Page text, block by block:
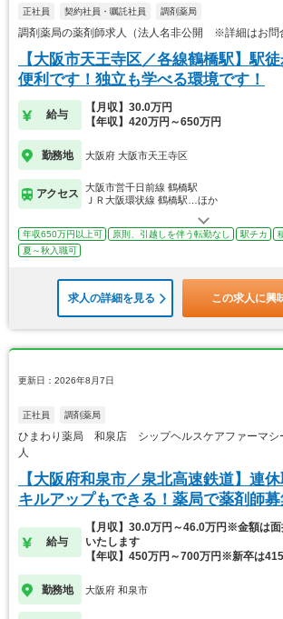
正社員 契約社員・嘱託社員 調剤薬局
調剤薬局の薬剤師求人（法人名非公開 ※詳細はお問
【大阪市天王寺区／各線鶴橋駅】駅
便利です！独立も学べる環境です！
給与
【月収】30.0万円
【年収】420万円～650万円
勤務地 大阪府 大阪市天王寺区
アクセス
大阪市営千日前線 鶴橋駅
ＪＲ大阪環状線 鶴橋駅…ほか
年収650万円以上可 原則、引越しを伴う転勤なし 駅チカ
夏～秋入職可
求人の詳細を見る この求人に興
更新日：2026年8月7日
正社員 調剤薬局
ひまわり薬局 和泉店 シップヘルスケアファーマシ
人
【大阪府和泉市／泉北高速鉄道】連
キルアップもできる！薬局で薬剤師
給与
【月収】30.0万円～46.0万円※金額は
いたします
【年収】450万円～700万円※新卒は
勤務地 大阪府 和泉市